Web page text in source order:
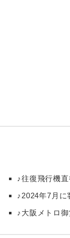
♪往復飛行機
♪2024年7月に
♪大阪メトロ